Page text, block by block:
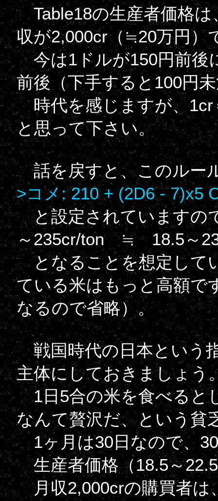
Table18の生産者価格は
収が2,000cr（≒20万円）
今は1ドルが150円前後
前後（下手すると100円
時代を感じますが、1cr
と思って下さい。
話を戻すと、このルー
>コメ: 210 + (2D6 - 7)x5
と設定されていますの
～235cr/ton ≒ 18.5～
となることを想定して
ている米はもっと高額で
なるので省略）。
戦国時代の日本という
主体にしておきましょう
1日5合の米を食べると
なんて贅沢だ、という貧
1ヶ月は30日なので、
生産者価格（18.5～
月収2,000crの購買者は